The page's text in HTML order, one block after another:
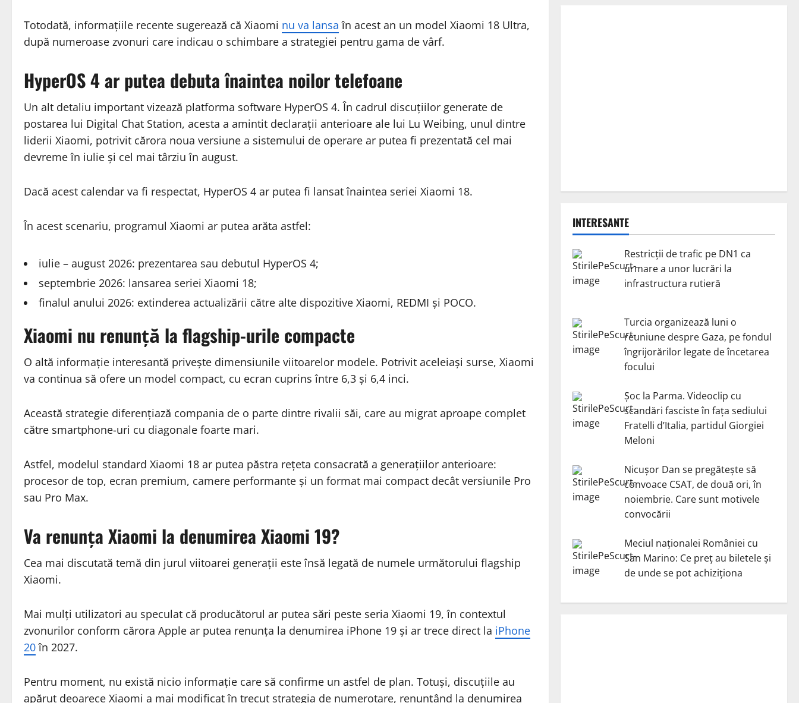
Totodată, informațiile recente sugerează că Xiaomi nu va lansa în acest an un model Xiaomi 18 Ultra,
după numeroase zvonuri care indicau o schimbare a strategiei pentru gama de vârf.
HyperOS 4 ar putea debuta înaintea noilor telefoane
Un alt detaliu important vizează platforma software HyperOS 4. În cadrul discuțiilor generate de
postarea lui Digital Chat Station, acesta a amintit declarații anterioare ale lui Lu Weibing, unul dintre
liderii Xiaomi, potrivit cărora noua versiune a sistemului de operare ar putea fi prezentată cel mai
devreme în iulie și cel mai târziu în august.
Dacă acest calendar va fi respectat, HyperOS 4 ar putea fi lansat înaintea seriei Xiaomi 18.
În acest scenariu, programul Xiaomi ar putea arăta astfel:
iulie – august 2026: prezentarea sau debutul HyperOS 4;
septembrie 2026: lansarea seriei Xiaomi 18;
finalul anului 2026: extinderea actualizării către alte dispozitive Xiaomi, REDMI și POCO.
Xiaomi nu renunță la flagship-urile compacte
O altă informație interesantă privește dimensiunile viitoarelor modele. Potrivit aceleiași surse, Xiaomi
va continua să ofere un model compact, cu ecran cuprins între 6,3 și 6,4 inci.
Această strategie diferențiază compania de o parte dintre rivalii săi, care au migrat aproape complet
către smartphone-uri cu diagonale foarte mari.
Astfel, modelul standard Xiaomi 18 ar putea păstra rețeta consacrată a generațiilor anterioare:
procesor de top, ecran premium, camere performante și un format mai compact decât versiunile Pro
sau Pro Max.
Va renunța Xiaomi la denumirea Xiaomi 19?
Cea mai discutată temă din jurul viitoarei generații este însă legată de numele următorului flagship
Xiaomi.
Mai mulți utilizatori au speculat că producătorul ar putea sări peste seria Xiaomi 19, în contextul
zvonurilor conform cărora Apple ar putea renunța la denumirea iPhone 19 și ar trece direct la iPhone
20în 2027.
Pentru moment, nu există nicio informație care să confirme un astfel de plan. Totuși, discuțiile au
apărut deoarece Xiaomi a mai modificat în trecut strategia de numerotare, renunțând la denumirea
INTERESANTE
Restricții de trafic pe DN1 ca
urmare a unor lucrări la
infrastructura rutieră
Turcia organizează luni o
reuniune despre Gaza, pe fondul
îngrijorărilor legate de încetarea
focului
Șoc la Parma. Videoclip cu
scandări fasciste în fața sediului
Fratelli d’Italia, partidul Giorgiei
Meloni
Nicuşor Dan se pregăteşte să
convoace CSAT, de două ori, în
noiembrie. Care sunt motivele
convocării
Meciul naționalei României cu
San Marino: Ce preț au biletele și
de unde se pot achiziționa